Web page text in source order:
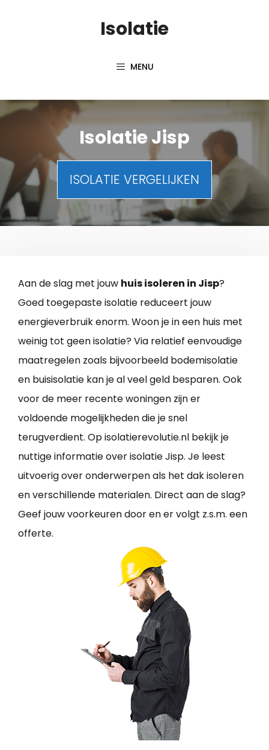
Isolatie
MENU
Isolatie Jisp
ISOLATIE VERGELIJKEN
Aan de slag met jouw huis isoleren in Jisp?
Goed toegepaste isolatie reduceert jouw
energieverbruik enorm. Woon je in een huis met
weinig tot geen isolatie? Via relatief eenvoudige
maatregelen zoals bijvoorbeeld bodemisolatie
en buisisolatie kan je al veel geld besparen. Ook
voor de meer recente woningen zijn er
voldoende mogelijkheden die je snel
terugverdient. Op isolatierevolutie.nl bekijk je
nuttige informatie over isolatie Jisp. Je leest
uitvoerig over onderwerpen als het dak isoleren
en verschillende materialen. Direct aan de slag?
Geef jouw voorkeuren door en er volgt z.s.m. een
offerte.